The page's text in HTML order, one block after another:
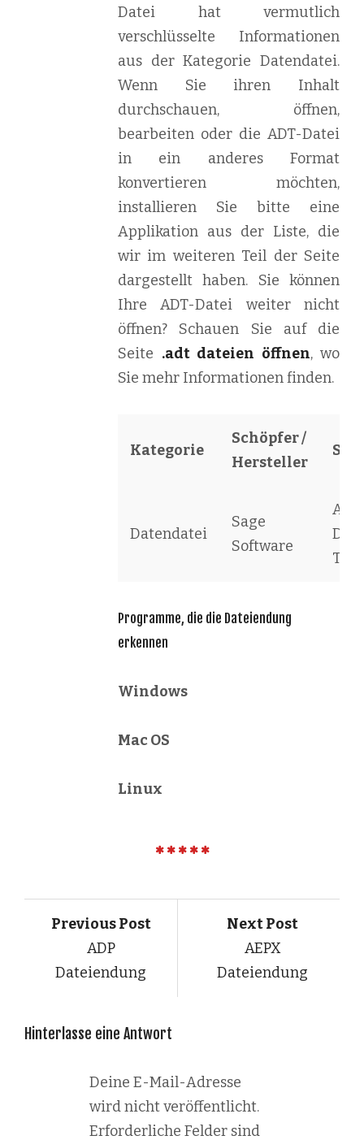
Datei hat vermutlich
verschlüsselte Informationen
aus der Kategorie Datendatei.
Wenn Sie ihren Inhalt
durchschauen, öffnen,
bearbeiten oder die ADT-Datei
in ein anderes Format
konvertieren möchten,
installieren Sie bitte eine
Applikation aus der Liste, die
wir im weiteren Teil der Seite
dargestellt haben. Sie können
Ihre ADT-Datei weiter nicht
öffnen? Schauen Sie auf die
Seite .adt dateien öffnen, wo
Sie mehr Informationen finden.
Kategorie
Schöpfer /
Hersteller
Datendatei
Sage
Software
Programme, die die Dateiendung
erkennen
Windows
Mac OS
Linux
Previous Post
ADP
Dateiendung
Next Post
AEPX
Dateiendung
Hinterlasse eine Antwort
Deine E-Mail-Adresse
wird nicht veröffentlicht.
Erforderliche Felder sind